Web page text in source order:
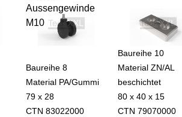
Aussengewinde
M10
Baureihe 8
Material PA/Gummi
79 x 28
CTN 83022000
Baureihe 10
Material ZN/AL
beschichtet
80 x 40 x 15
CTN 79070000